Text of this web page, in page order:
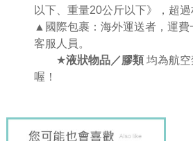
以下、重量20公斤以下》，超過
▲國際包裹：海外運送者，運費
客服人員。
★液狀物品／膠類均為航空
喔！